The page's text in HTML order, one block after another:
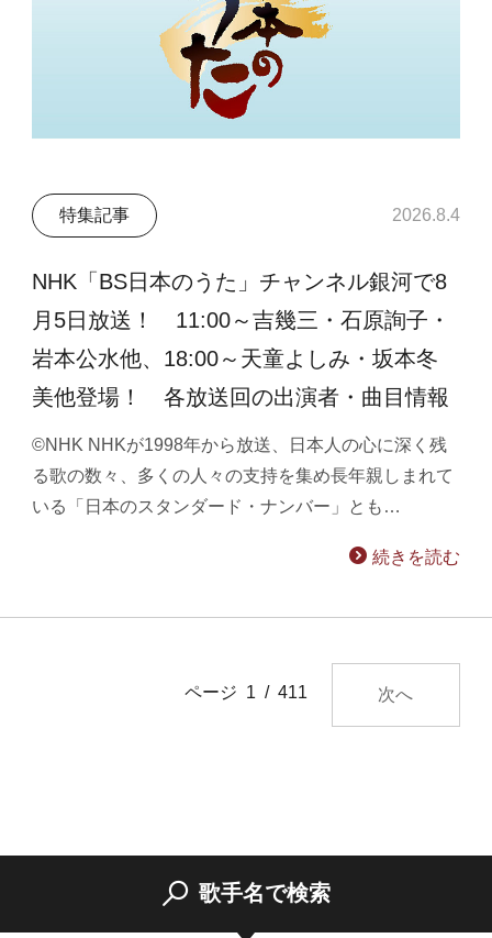
特集記事 2026.8.4
NHK「BS日本のうた」チャンネル銀河で8
月5日放送！ 11:00～吉幾三・石原詢子・
岩本公水他、18:00～天童よしみ・坂本冬
美他登場！ 各放送回の出演者・曲目情報
©NHK NHKが1998年から放送、日本人の心に深く残
る歌の数々、多くの人々の支持を集め長年親しまれて
いる「日本のスタンダード・ナンバー」とも…
続きを読む
ページ 1 / 411 次へ
歌手名で検索